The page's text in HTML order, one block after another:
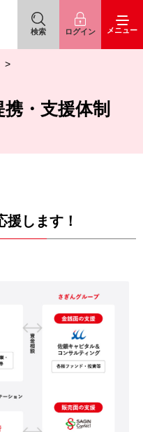
アイコン
検索
アイコン
ログイン メニュー
・支援体制
援します！